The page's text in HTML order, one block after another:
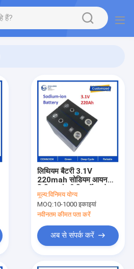
लिथियम बैटरी 3.1V
220mah सोडियम आयन
लिथियम बैटरी रिचार्जेबल के
लिए 100KWH 150KWH
ऊर्जा भंडारण प्रणाली
मूल्य:विनिमय योग्य
MOQ:10-1000 इकाइयां
नवीनतम कीमत पता करें
अब से संपर्क करें